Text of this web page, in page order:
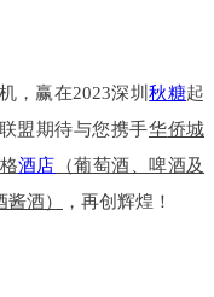
，赢在2023深圳秋糖起
盟期待与您携手华侨城
酒店 （葡萄酒、啤酒及
酱酒） ，再创辉煌！